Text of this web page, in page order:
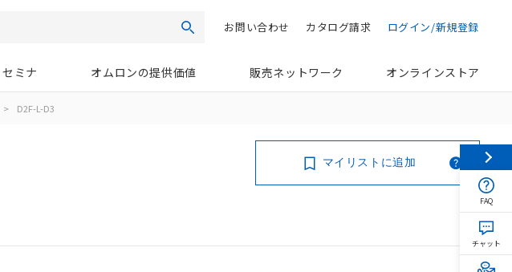
検索 ログイン/新規登録
カタログ請求
お問い合わせ
セミナ オムロンの提供価値 販売ネットワーク オンラインストア
> D2F-L-D3
マイリストに追加
FAQ
チャット